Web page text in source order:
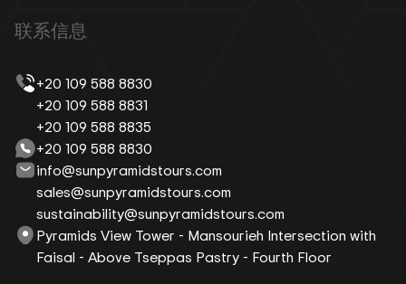
联系信息
+20 109 588 8830
+20 109 588 8831
+20 109 588 8835
+20 109 588 8830
info@sunpyramidstours.com
sales@sunpyramidstours.com
sustainability@sunpyramidstours.com
Pyramids View Tower - Mansourieh Intersection with
Faisal - Above Tseppas Pastry - Fourth Floor